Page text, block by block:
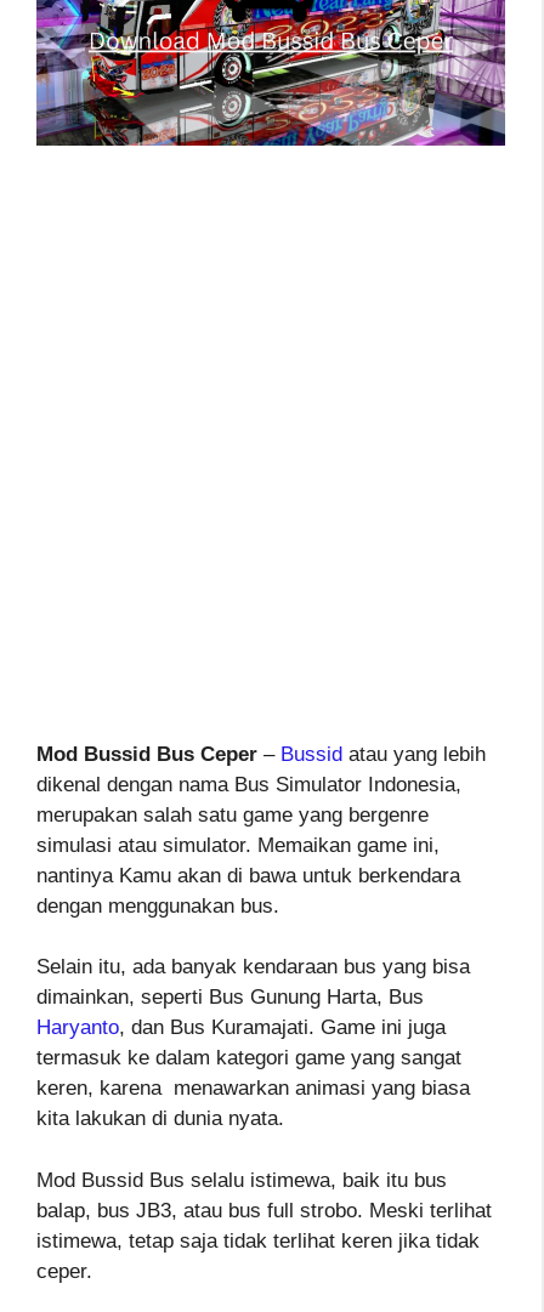
Mod Bussid Bus Ceper – Bussid atau yang lebih
dikenal dengan nama Bus Simulator Indonesia,
merupakan salah satu game yang bergenre
simulasi atau simulator. Memaikan game ini,
nantinya Kamu akan di bawa untuk berkendara
dengan menggunakan bus.
Selain itu, ada banyak kendaraan bus yang bisa
dimainkan, seperti Bus Gunung Harta, Bus
Haryanto, dan Bus Kuramajati. Game ini juga
termasuk ke dalam kategori game yang sangat
keren, karena menawarkan animasi yang biasa
kita lakukan di dunia nyata.
Mod Bussid Bus selalu istimewa, baik itu bus
balap, bus JB3, atau bus full strobo. Meski terlihat
istimewa, tetap saja tidak terlihat keren jika tidak
ceper.